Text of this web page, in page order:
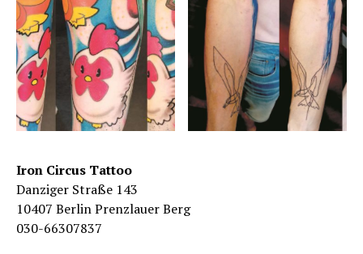
Iron Circus Tattoo
Danziger Straße 143
10407 Berlin Prenzlauer Berg
030-66307837